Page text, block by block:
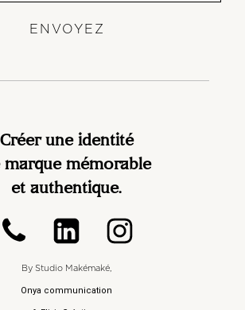
ENVOYEZ
Créer une identité
marque mémorable
et authentique.
By Studio Makémaké,
Onya communication